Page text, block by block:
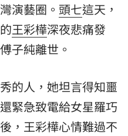
演藝圈。 頭七這天，
王彩樺深夜悲痛發
子純離世。
的人，她坦言得知噩
緊急致電給女星羅巧
，王彩樺心情難過不